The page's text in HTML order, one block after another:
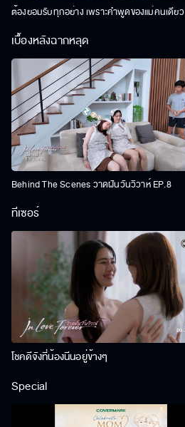
ต้องยอมรับทุกอย่าง เพราะคำพูดของแม่คนเดียว
เบื้องหลังฉากหลุด
Behind The Scenes วาดฝันวันวิวาห์ EP.8
ทีเซอร์
โชคดีจังที่น้องนีนอยู่ข้างๆ
Special